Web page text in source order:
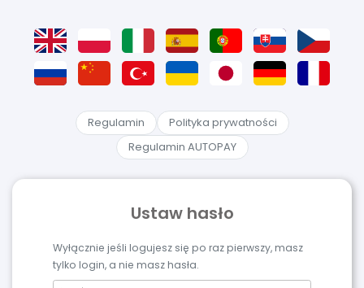
Regulamin
Polityka prywatności
Regulamin AUTOPAY
Ustaw hasło
Wyłącznie jeśli logujesz się po raz pierwszy, masz
tylko login, a nie masz hasła.